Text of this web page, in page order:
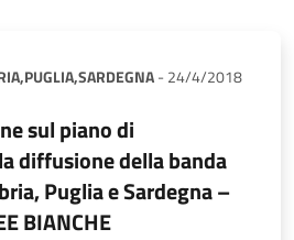
PUGLIA,SARDEGNA- 24/4/2018
sul piano di
diffusione della banda
Puglia e Sardegna –
BIANCHE